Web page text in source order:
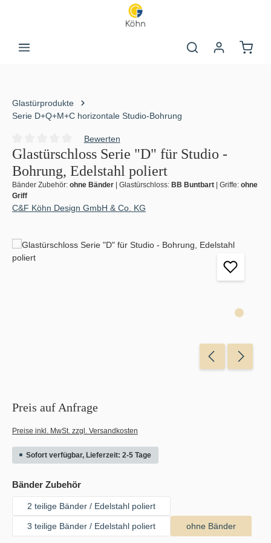
Glastürprodukte
Serie D+Q+M+C horizontale Studio-Bohrung
Durchschnittliche Bewertung von 0 von 5 Sternen
Bewerten
Glastürschloss Serie "D" für Studio -
Bohrung, Edelstahl poliert
Bänder Zubehör: ohne Bänder | Glastürschloss: BB Buntbart | Griffe: ohne
Griff
C&F Köhn Design GmbH & Co. KG
Bildergalerie überspringen
Preis auf Anfrage
Preise inkl. MwSt. zzgl. Versandkosten
Sofort verfügbar, Lieferzeit: 2-5 Tage
Bänder Zubehörauswählen
2 teilige Bänder / Edelstahl poliert
3 teilige Bänder / Edelstahl poliert ohne Bänder